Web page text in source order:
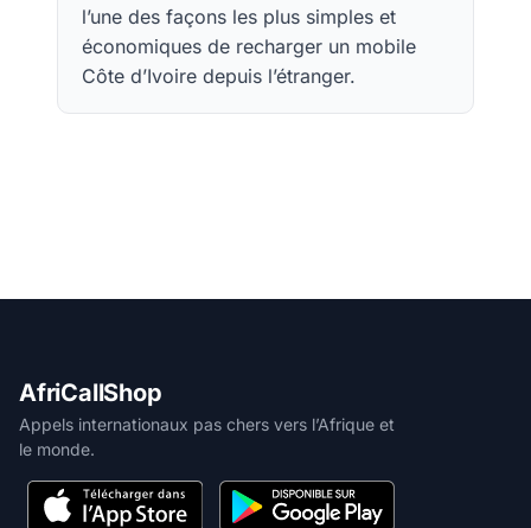
l’une des façons les plus simples et
économiques de recharger un mobile
Côte d’Ivoire depuis l’étranger.
AfriCallShop
Appels internationaux pas chers vers l’Afrique et
le monde.